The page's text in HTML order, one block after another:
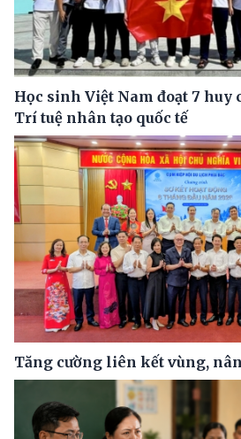
Học sinh Việt Nam đoạt 7 huy
Trí tuệ nhân tạo quốc tế
Tăng cường liên kết vùng,